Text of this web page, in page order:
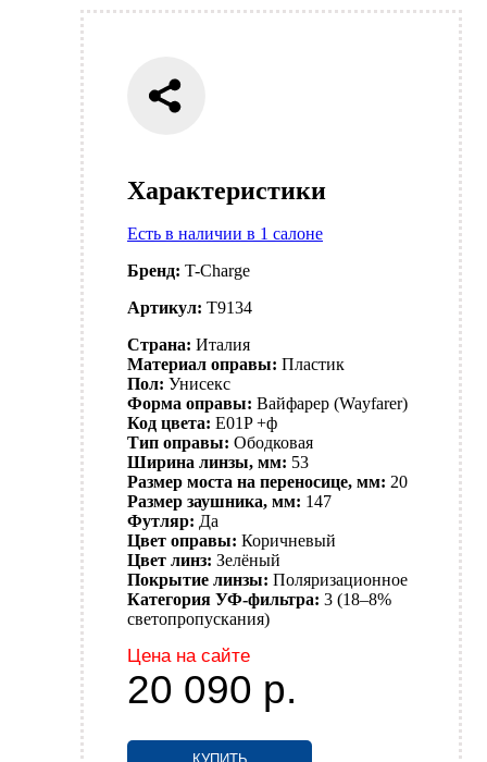
Характеристики
Есть в наличии в 1 салоне
Бренд: T-Charge
Артикул: T9134
Страна: Италия
Материал оправы: Пластик
Пол: Унисекс
Форма оправы: Вайфарер (Wayfarer)
Код цвета: E01P +ф
Тип оправы: Ободковая
Ширина линзы, мм: 53
Размер моста на переносице, мм: 20
Размер заушника, мм: 147
Футляр: Да
Цвет оправы: Коричневый
Цвет линз: Зелёный
Покрытие линзы: Поляризационное
Категория УФ-фильтра: 3 (18–8%
светопропускания)
Цена на сайте
20 090 р.